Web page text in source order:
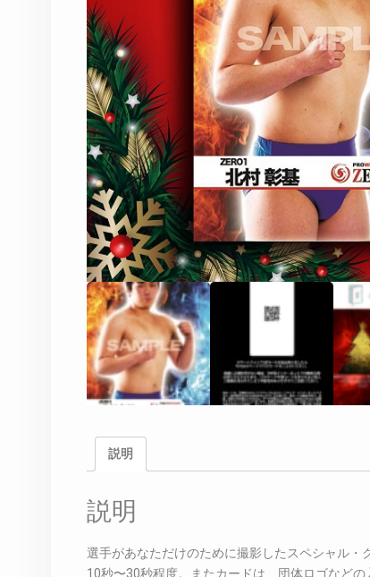
説明
説明
選手があなただけのために撮影したスペシャル
10秒〜30秒程度。またカードは、団体ロゴなど